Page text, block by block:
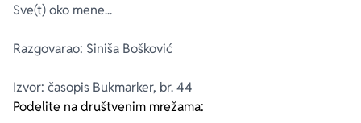
Sve(t) oko mene...
Razgovarao: Siniša Bošković
Izvor: časopis Bukmarker, br. 44
Podelite na društvenim mrežama: